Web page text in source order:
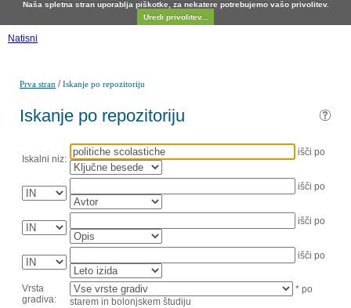
Naša spletna stran uporablja piškotke, za nekatere potrebujemo vašo privolitev.
Uredi privolitev...
Natisni
Prva stran /Iskanje po repozitoriju
Iskanje po repozitoriju
Iskalni niz:
išči po
išči po
išči po
išči po
Vrsta
gradiva:
* po
starem in bolonjskem študiju